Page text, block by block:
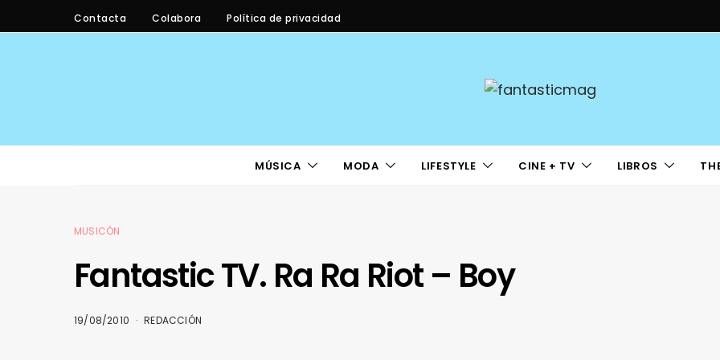
Contacta Colabora Política de privacidad
MÚSICA MODA LIFESTYLE CINE + TV LIBROS
MUSICÓN
Fantastic TV. Ra Ra Riot – Boy
19/08/2010 REDACCIÓN